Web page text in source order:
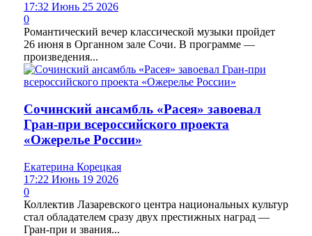
17:32 Июнь 25 2026
0
Романтический вечер классической музыки пройдет
26 июня в Органном зале Сочи. В программе —
произведения...
Сочинский ансамбль «Расея» завоевал
Гран-при всероссийского проекта
«Ожерелье России»
Екатерина Корецкая
17:22 Июнь 19 2026
0
Коллектив Лазаревского центра национальных культур
стал обладателем сразу двух престижных наград —
Гран-при и звания...